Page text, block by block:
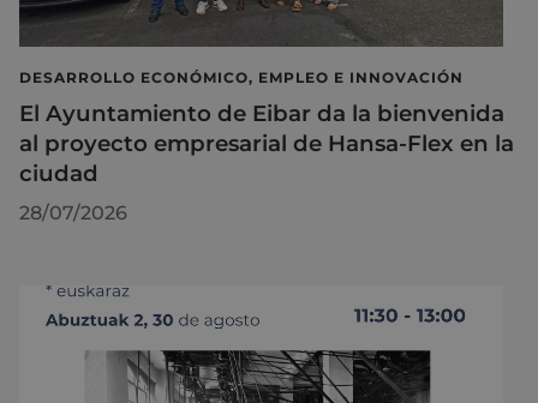
DESARROLLO ECONÓMICO, EMPLEO E INNOVACIÓN
El Ayuntamiento de Eibar da la bienvenida
al proyecto empresarial de Hansa-Flex en la
ciudad
28/07/2026